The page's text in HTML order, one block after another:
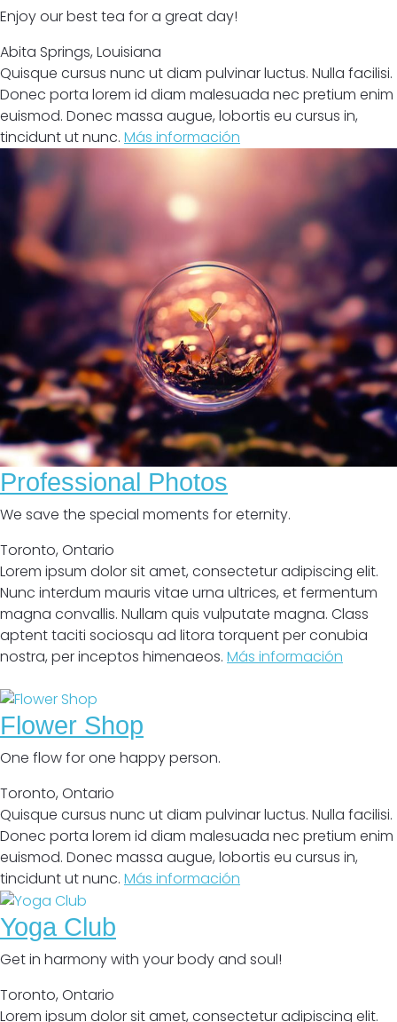
Enjoy our best tea for a great day!
Abita Springs, Louisiana
Quisque cursus nunc ut diam pulvinar luctus. Nulla facilisi.
Donec porta lorem id diam malesuada nec pretium enim
euismod. Donec massa augue, lobortis eu cursus in,
tincidunt ut nunc. Más información
Professional Photos
We save the special moments for eternity.
Toronto, Ontario
Lorem ipsum dolor sit amet, consectetur adipiscing elit.
Nunc interdum mauris vitae urna ultrices, et fermentum
magna convallis. Nullam quis vulputate magna. Class
aptent taciti sociosqu ad litora torquent per conubia
nostra, per inceptos himenaeos. Más información
Flower Shop
One flow for one happy person.
Toronto, Ontario
Quisque cursus nunc ut diam pulvinar luctus. Nulla facilisi.
Donec porta lorem id diam malesuada nec pretium enim
euismod. Donec massa augue, lobortis eu cursus in,
tincidunt ut nunc. Más información
Yoga Club
Get in harmony with your body and soul!
Toronto, Ontario
Lorem ipsum dolor sit amet, consectetur adipiscing elit.